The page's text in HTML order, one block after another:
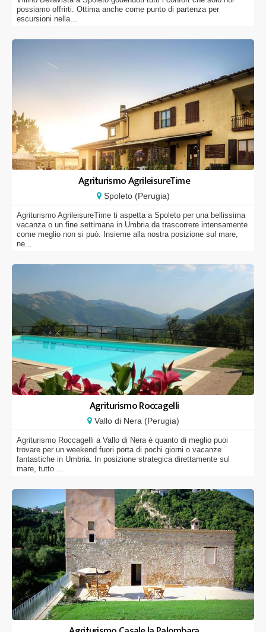
possiamo offrirti. Ottima anche come punto di partenza per
escursioni nella...
Agriturismo AgrileisureTime
Spoleto (Perugia)
Agriturismo AgrileisureTime ti aspetta a Spoleto per una bellissima
vacanza o un fine settimana in Umbria da trascorrere intensamente
come meglio non si può. Insieme alla nostra posizione sul mare,
ne...
Agriturismo Roccagelli
Vallo di Nera (Perugia)
Agriturismo Roccagelli a Vallo di Nera è quanto di meglio puoi
trovare per un weekend fuori porta di pochi giorni o vacanze
fantastiche in Umbria. In posizione strategica direttamente sul
mare, tutto ...